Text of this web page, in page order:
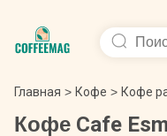
Главная > Кофе > Кофе
Кофе Cafe